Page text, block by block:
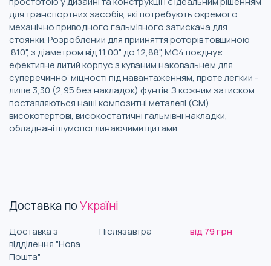
для транспортних засобів, які потребують окремого
механічно приводного гальмівного затискача для
стоянки. Розроблений для прийняття роторів товщиною
.810", з діаметром від 11,00" до 12,88", MC4 поєднує
ефективне литий корпус з куваним наковальнем для
суперечинної міцності під навантаженням, проте легкий -
лише 3,30 (2,95 без накладок) фунтів. З кожним затиском
поставляються наші композитні металеві (CM)
високотертові, високостатичні гальмівні накладки,
обладнані шумопоглинаючими щитами.
Доставка поУкраїні
Доставка з
відділення "Нова
Пошта"
Післязавтра від 79 грн